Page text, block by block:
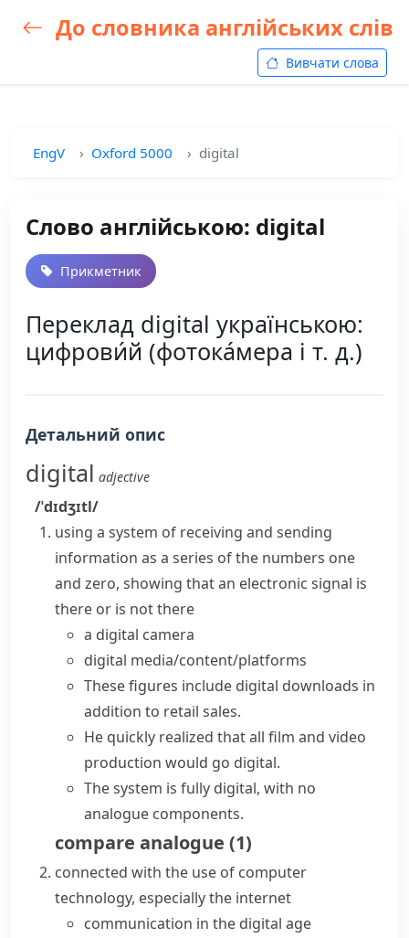
До словника англійських слів
Вивчати слова
EngV Oxford 5000 digital
Слово англійською: digital
Прикметник
Переклад digital українською:
цифрови́й (фотока́мера і т. д.)
Детальний опис
digital adjective
/ˈdɪdʒɪtl/
using a system of receiving and sending
information as a series of the numbers one
and zero, showing that an electronic signal is
there or is not there
a digital camera
digital media/content/platforms
These figures include digital downloads in
addition to retail sales.
He quickly realized that all film and video
production would go digital.
The system is fully digital, with no
analogue components.
compare analogue (1)
connected with the use of computer
technology, especially the internet
communication in the digital age